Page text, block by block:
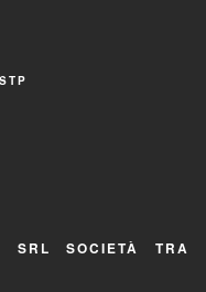
SRL SOCIETÀ TRA